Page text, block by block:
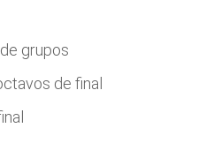
grupos
de final